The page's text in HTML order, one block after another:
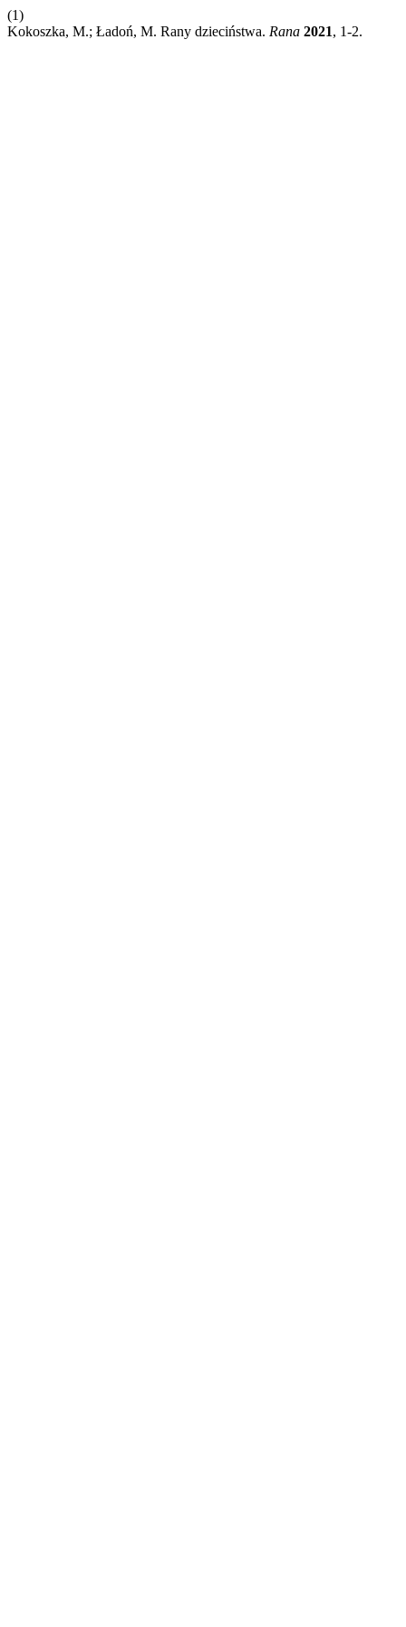
(1)
Kokoszka, M.; Ładoń, M. Rany dzieciństwa. Rana 2021, 1-2.